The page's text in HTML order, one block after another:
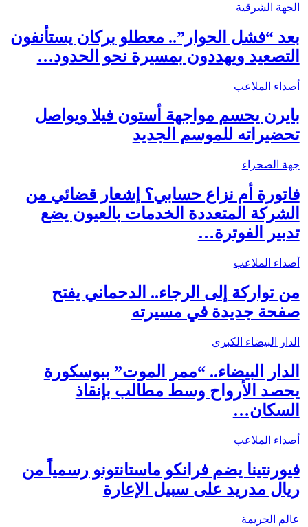
الجهة الشرقية
بعد “فشل الحوار”.. معطلو بركان يستأنفون
التصعيد ويهددون بمسيرة نحو الحدود…
أصداء الملاعب
بايرن يحسم مواجهة أستون فيلا ويواصل
تحضيراته للموسم الجديد
جهة الصحراء
فاتورة أم نزاع حسابي؟ إشعار قضائي من
الشركة المتعددة الخدمات بالعيون يضع
تدبير الفوترة…
أصداء الملاعب
من تواركة إلى الرجاء.. الدحماني يفتح
صفحة جديدة في مسيرته
الدار البيضاء الكبرى
الدار البيضاء.. “ممر الموت” ببوسكورة
يحصد الأرواح وسط مطالب بإنقاذ
السكان…
أصداء الملاعب
فيورنتينا يضم فرانكو ماستانتونو رسمياً من
ريال مدريد على سبيل الإعارة
عالم الجريمة